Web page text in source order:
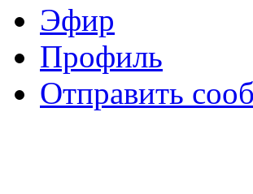
Эфир
Профиль
Отправить